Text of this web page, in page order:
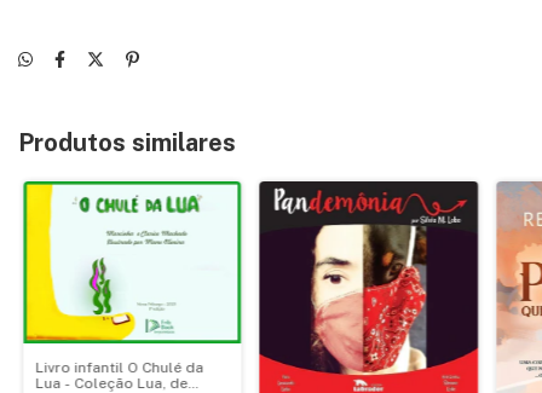
Produtos similares
Livro infantil O Chulé da
Lua - Coleção Lua, de